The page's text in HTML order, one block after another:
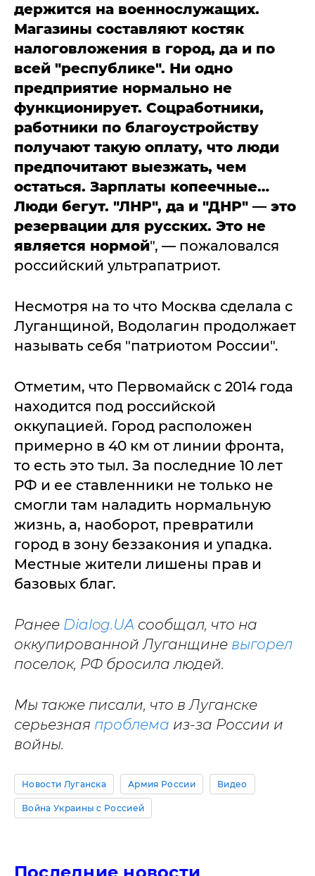
держится на военнослужащих.
Магазины составляют костяк
налоговложения в город, да и по
всей "республике". Ни одно
предприятие нормально не
функционирует. Соцработники,
работники по благоустройству
получают такую оплату, что люди
предпочитают выезжать, чем
остаться. Зарплаты копеечные…
Люди бегут. "ЛНР", да и "ДНР" — это
резервации для русских. Это не
является нормой", — пожаловался
российский ультрапатриот.
Несмотря на то что Москва сделала с
Луганщиной, Водолагин продолжает
называть себя "патриотом России".
Отметим, что Первомайск с 2014 года
находится под российской
оккупацией. Город расположен
примерно в 40 км от линии фронта,
то есть это тыл. За последние 10 лет
РФ и ее ставленники не только не
смогли там наладить нормальную
жизнь, а, наоборот, превратили
город в зону беззакония и упадка.
Местные жители лишены прав и
базовых благ.
Ранее Dialog.UA сообщал, что на
оккупированной Луганщине выгорел
поселок, РФ бросила людей.
Мы также писали, что в Луганске
серьезная проблема из-за России и
войны.
Новости Луганска Армия России Видео
Война Украины с Россией